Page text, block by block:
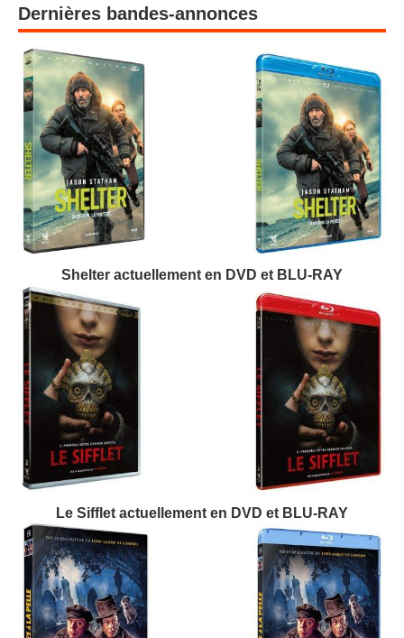
Dernières bandes-annonces
Shelter actuellement en DVD et BLU-RAY
Le Sifflet actuellement en DVD et BLU-RAY